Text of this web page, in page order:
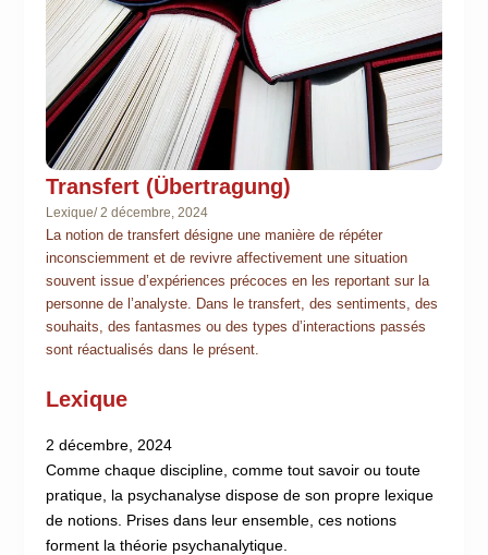
Transfert (Übertragung)
Lexique/2 décembre, 2024
La notion de transfert désigne une manière de répéter
inconsciemment et de revivre affectivement une situation
souvent issue d’expériences précoces en les reportant sur la
personne de l’analyste. Dans le transfert, des sentiments, des
souhaits, des fantasmes ou des types d’interactions passés
sont réactualisés dans le présent.
Lexique
2 décembre, 2024
Comme chaque discipline, comme tout savoir ou toute
pratique, la psychanalyse dispose de son propre lexique
de notions. Prises dans leur ensemble, ces notions
forment la théorie psychanalytique.